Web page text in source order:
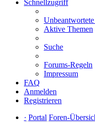
Schnellzugriff
Aktive Themen
Suche
Forums-Regeln
Impressum
FAQ
Anmelden
Registrieren
· Portal Foren-